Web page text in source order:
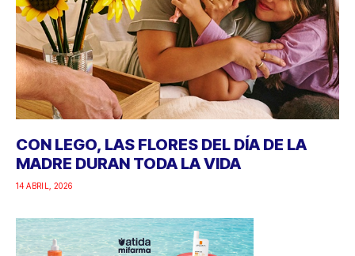
CON LEGO, LAS FLORES DEL DÍA DE LA
MADRE DURAN TODA LA VIDA
14 ABRIL, 2026